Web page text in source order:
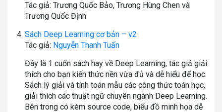
Tác giả: Trương Quốc Bảo, Trương Hùng Chen và
Trương Quốc Định
Sách Deep Learning cơ bản – v2
Tác giả: Nguyễn Thanh Tuấn
Đây là 1 cuốn sách hay về Deep Learning, tác giả giải
thích cho bạn kiến thức nền vừa đủ và dễ hiểu để học.
Sách lý giải và tính toán mẫu các công thức toán học,
giải thích các thuật ngữ chuyên ngành Deep Learning.
Bên trong có kèm source code, biểu đồ minh họa dễ